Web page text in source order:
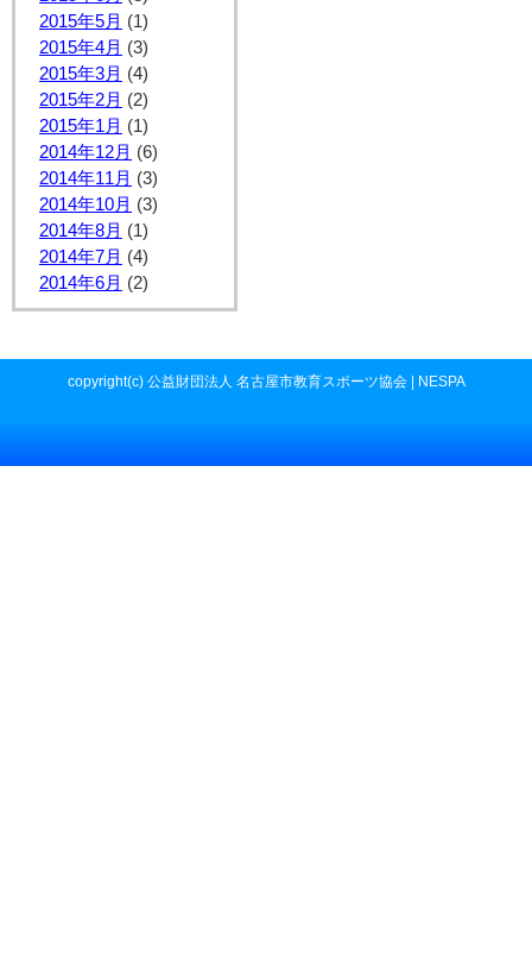
2015年5月 (1)
2015年4月 (3)
2015年3月 (4)
2015年2月 (2)
2015年1月 (1)
2014年12月 (6)
2014年11月 (3)
2014年10月 (3)
2014年8月 (1)
2014年7月 (4)
2014年6月 (2)
copyright(c) 公益財団法人 名古屋市教育スポーツ協会 | NESPA